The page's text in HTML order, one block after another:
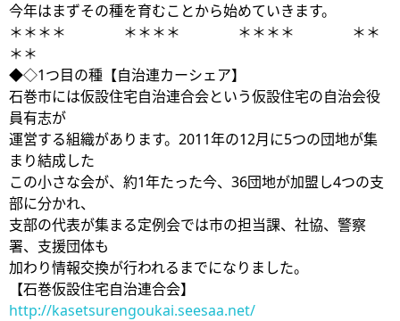
今年はまずその種を育むことから始めていきます。
＊＊＊＊ ＊＊＊＊ ＊＊＊＊ ＊＊
＊＊
◆◇1つ目の種【自治連カーシェア】
石巻市には仮設住宅自治連合会という仮設住宅の自治会役
員有志が
運営する組織があります。2011年の12月に5つの団地が集
まり結成した
この小さな会が、約1年たった今、36団地が加盟し4つの支
部に分かれ、
支部の代表が集まる定例会では市の担当課、社協、警察
署、支援団体も
加わり情報交換が行われるまでになりました。
【石巻仮設住宅自治連合会】
http://kasetsurengoukai.seesaa.net/